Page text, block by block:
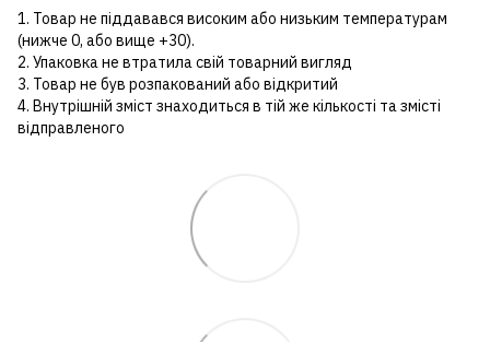
1. Товар не піддавався високим або низьким температурам
(нижче 0, або вище +30).
2. Упаковка не втратила свій товарний вигляд
3. Товар не був розпакований або відкритий
4. Внутрішній зміст знаходиться в тій же кількості та змісті
відправленого